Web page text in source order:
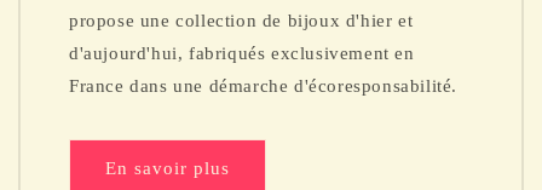
propose une collection de bijoux d'hier et
d'aujourd'hui, fabriqués exclusivement en
France dans une démarche d'écoresponsabilité.
En savoir plus